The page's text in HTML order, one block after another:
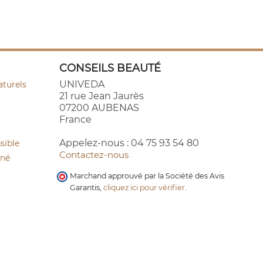
CONSEILS BEAUTÉ
UNIVEDA
21 rue Jean Jaurès
07200 AUBENAS
France
Appelez-nous : 04 75 93 54 80
Contactez-nous
Marchand approuvé par la Société des Avis
Garantis, cliquez ici pour vérifier.